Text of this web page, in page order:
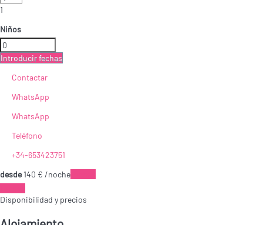
1
Niños
Introducir fechas
Contactar
WhatsApp
WhatsApp
Teléfono
+34-653423751
desde140 € /noche
Disponibilidad y precios